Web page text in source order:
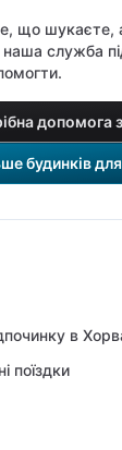
що шукаєте,
наша служба
допомога
будинків
в
поїздки